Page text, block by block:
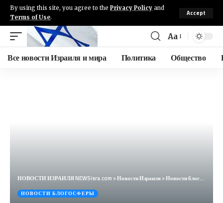
By using this site, you agree to the Privacy Policy and
Terms of Use.
Accept
Aa
Все новости Израиля и мира Политика Общество
НОВОСТИ ИЗРАИЛЯ NEWSisra.com >Новости Израиля>Новости блогосферы
НОВОСТИ БЛОГОСФЕРЫ